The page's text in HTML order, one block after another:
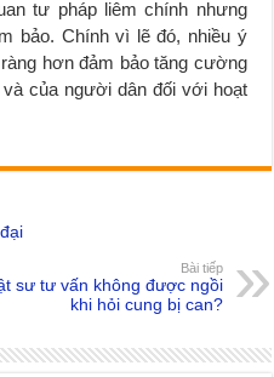
tư pháp liêm chính nhưng
bảo. Chính vì lẽ đó, nhiều ý
hơn đảm bảo tăng cường
của người dân đối với hoạt
Bài tiếp
sư tư vấn không được ngồi
khi hỏi cung bị can?